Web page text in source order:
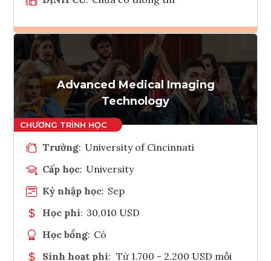
Ghi danh
Tham vấn Interlink
Advanced Medical Imaging
Technology
Trường: University of Cincinnati
Cấp học: University
Kỳ nhập học: Sep
Học phí: 30,010 USD
Học bổng: Có
Sinh hoạt phí: Từ 1.700 - 2.200 USD mỗi